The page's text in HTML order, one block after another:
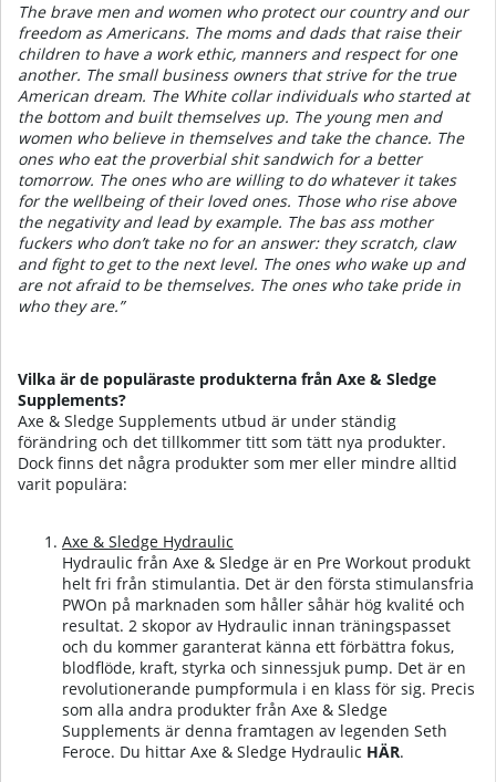
The brave men and women who protect our country and our
freedom as Americans. The moms and dads that raise their
children to have a work ethic, manners and respect for one
another. The small business owners that strive for the true
American dream. The White collar individuals who started at
the bottom and built themselves up. The young men and
women who believe in themselves and take the chance. The
ones who eat the proverbial shit sandwich for a better
tomorrow. The ones who are willing to do whatever it takes
for the wellbeing of their loved ones. Those who rise above
the negativity and lead by example. The bas ass mother
fuckers who don’t take no for an answer: they scratch, claw
and fight to get to the next level. The ones who wake up and
are not afraid to be themselves. The ones who take pride in
who they are.”
Vilka är de populäraste produkterna från Axe & Sledge
Supplements?
Axe & Sledge Supplements utbud är under ständig
förändring och det tillkommer titt som tätt nya produkter.
Dock finns det några produkter som mer eller mindre alltid
varit populära:
Axe & Sledge Hydraulic
Hydraulic från Axe & Sledge är en Pre Workout produkt
helt fri från stimulantia. Det är den första stimulansfria
PWOn på marknaden som håller såhär hög kvalité och
resultat. 2 skopor av Hydraulic innan träningspasset
och du kommer garanterat känna ett förbättra fokus,
blodflöde, kraft, styrka och sinnessjuk pump. Det är en
revolutionerande pumpformula i en klass för sig. Precis
som alla andra produkter från Axe & Sledge
Supplements är denna framtagen av legenden Seth
Feroce. Du hittar Axe & Sledge Hydraulic HÄR.